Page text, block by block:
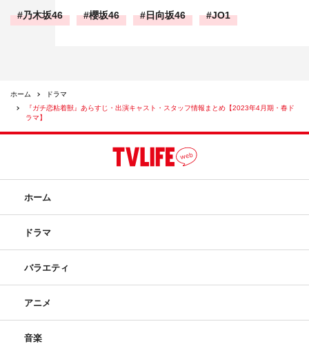
乃木坂46 櫻坂46 日向坂46 JO1
ホーム
ドラマ
『ガチ恋粘着獣』あらすじ・出演キャスト・スタッフ情報まとめ【2023年4月期・春ド
ラマ】
ホーム
ドラマ
バラエティ
アニメ
音楽